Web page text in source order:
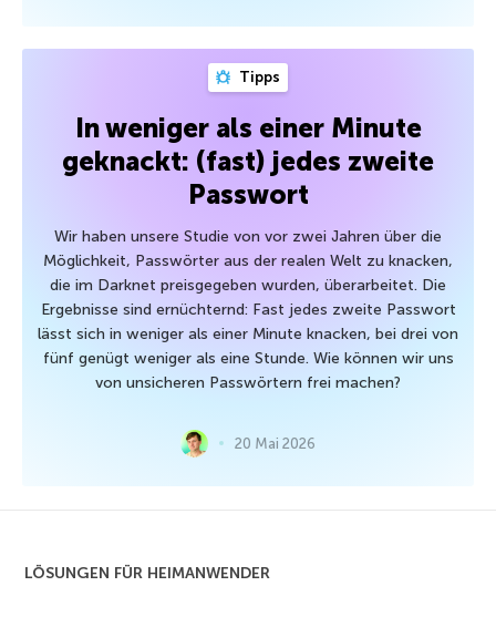
Tipps
In weniger als einer Minute
geknackt: (fast) jedes zweite
Passwort
Wir haben unsere Studie von vor zwei Jahren über die
Möglichkeit, Passwörter aus der realen Welt zu knacken,
die im Darknet preisgegeben wurden, überarbeitet. Die
Ergebnisse sind ernüchternd: Fast jedes zweite Passwort
lässt sich in weniger als einer Minute knacken, bei drei von
fünf genügt weniger als eine Stunde. Wie können wir uns
von unsicheren Passwörtern frei machen?
20 Mai 2026
LÖSUNGEN FÜR HEIMANWENDER